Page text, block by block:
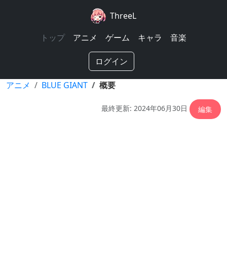
ThreeL
トップ
アニメ ゲーム キャラ 音楽
ログイン
アニメ BLUE GIANT 概要
最終更新: 2024年06月30日 編集